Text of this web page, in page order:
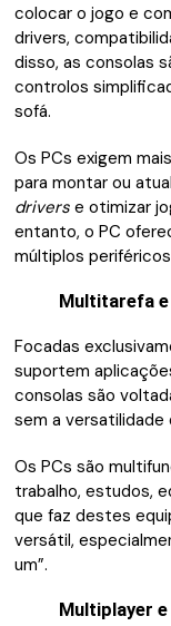
colocar o jogo e
drivers,
disso, as consolas
controlos
sofá.
Os PCs exigem
para montar ou
drivers e otimizar
entanto, o PC
múltiplos
Multitarefa
Focadas
suportem
consolas são
sem a versatilidade
Os PCs são
trabalho, estudos,
que faz destes
versátil,
um”.
Multiplayer